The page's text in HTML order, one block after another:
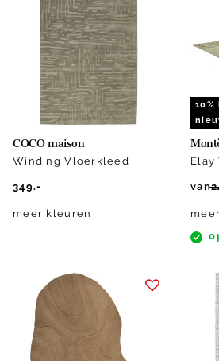
COCO maison
Winding Vloerkleed
349.-
meer kleuren
van